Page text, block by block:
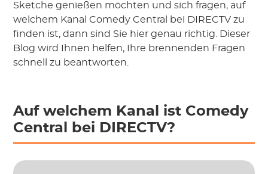
Sketche genießen möchten und sich fragen, auf
welchem Kanal Comedy Central bei DIRECTV zu
finden ist, dann sind Sie hier genau richtig. Dieser
Blog wird Ihnen helfen, Ihre brennenden Fragen
schnell zu beantworten.
Auf welchem Kanal ist Comedy
Central bei DIRECTV?